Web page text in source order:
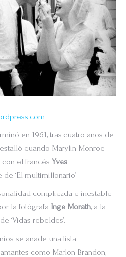
en 1961, tras cuatro años de
cuando Marylin Monroe
el francés Yves
‘El multimillonario’
complicada e inestable
la fotógrafa Inge Morath, a la
‘Vidas rebeldes’.
se añade una lista
como Marlon Brandon,